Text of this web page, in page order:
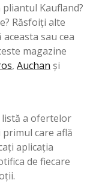
Kaufland?
Răsfoiți alte
sau cea
magazine
, Auchan şi
listă a ofertelor
primul care află
aplicația
de fiecare